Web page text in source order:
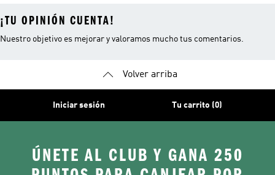
¡TU OPINIÓN CUENTA!
Nuestro objetivo es mejorar y valoramos mucho tus comentarios.
Volver arriba
Iniciar sesión Tu carrito (0)
ÚNETE AL CLUB Y GANA 250